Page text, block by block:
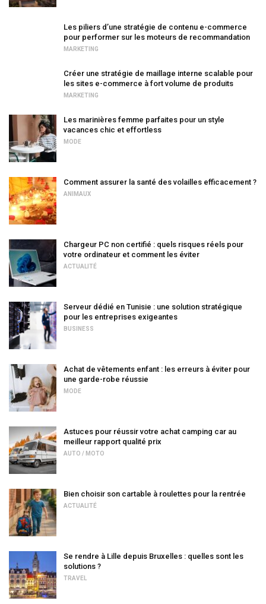
Les piliers d’une stratégie de contenu e-commerce
pour performer sur les moteurs de recommandation
MARKETING
Créer une stratégie de maillage interne scalable pour
les sites e-commerce à fort volume de produits
MARKETING
Les marinières femme parfaites pour un style
vacances chic et effortless
MODE
Comment assurer la santé des volailles efficacement ?
ANIMAUX
Chargeur PC non certifié : quels risques réels pour
votre ordinateur et comment les éviter
ACTUALITÉ
Serveur dédié en Tunisie : une solution stratégique
pour les entreprises exigeantes
BUSINESS
Achat de vêtements enfant : les erreurs à éviter pour
une garde-robe réussie
MODE
Astuces pour réussir votre achat camping car au
meilleur rapport qualité prix
AUTO / MOTO
Bien choisir son cartable à roulettes pour la rentrée
ACTUALITÉ
Se rendre à Lille depuis Bruxelles : quelles sont les
solutions ?
TRAVEL